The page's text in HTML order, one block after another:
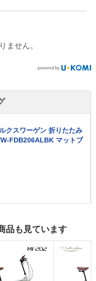
ません。
クスワーゲン 折りたたみ
FDB206ALBK マットブ
速
品も見ています